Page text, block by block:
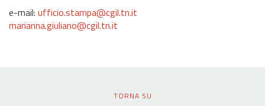
e-mail: ufficio.stampa@cgil.tn.it
marianna.giuliano@cgil.tn.it
TORNA SU